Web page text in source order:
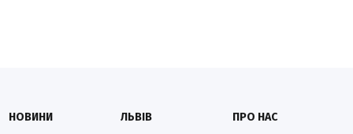
НОВИНИ
ЛЬВІВ
ПРО НАС